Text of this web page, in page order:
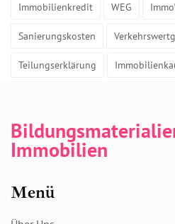
Immobilienkredit WEG
Sanierungskosten
Teilungserklärung
Immobilien
Menü